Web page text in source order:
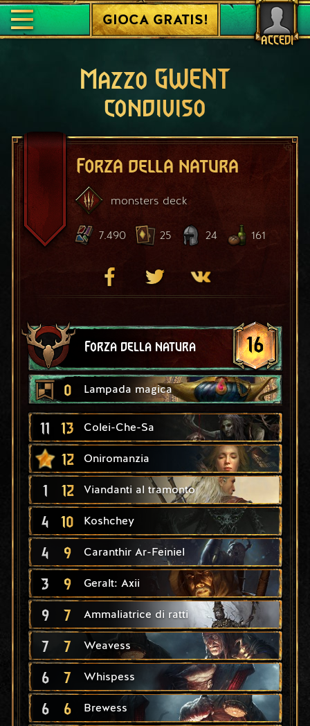
ACCEDI
GIOCA GRATIS!
Mazzo GWENT
condiviso
Forza della natura
monsters deck
7.490 25 24 161
Forza della natura 16
0 Lampada magica
11 13 Colei-Che-Sa
12 Oniromanzia
1 12 Viandanti al tramonto
4 10 Koshchey
4 9 Caranthir Ar-Feiniel
3 9 Geralt: Axii
9 7 Ammaliatrice di ratti
7 7 Weavess
6 7 Whispess
6 6 Brewess